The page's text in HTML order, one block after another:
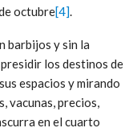
octubre[4].
barbijos y sin la
los destinos de
espacios y mirando
vacunas, precios,
en el cuarto